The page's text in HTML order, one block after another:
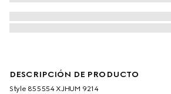
DESCRIPCIÓN DE PRODUCTO
Style ‎855554 XJHUM 9214